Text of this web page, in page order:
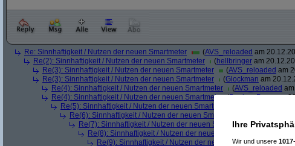
Re: Sinnhaftigkeit / Nutzen der neuen Smartmeter (AVS_reloaded am
Re(2): Sinnhaftigkeit / Nutzen der neuen Smartmeter
(hellbringer am
Re(3): Sinnhaftigkeit / Nutzen der neuen Smartmeter
(AVS_reloaded am
Re(3): Sinnhaftigkeit / Nutzen der neuen Smartmeter
(Glockman am
Re(4): Sinnhaftigkeit / Nutzen der neuen Smartmeter
(AVS_reloaded
Re(4): Sinnhaftigkeit / Nutzen der neuen Smartmeter(Paulas_Papaam
Re(5): Sinnhaftigkeit / Nutzen der neuen Smartmeter
Re(6): Sinnhaftigkeit / Nutzen der neuen Smartmeter
Re(7): Sinnhaftigkeit / Nutzen der neuen Smartmeter
(
Re(8): Sinnhaftigkeit / Nutzen der neuen Smartmeter
Re(9): Sinnhaftigkeit / Nutzen der neuen Smartmeter
(
Ihre
Wir und unsere 1017